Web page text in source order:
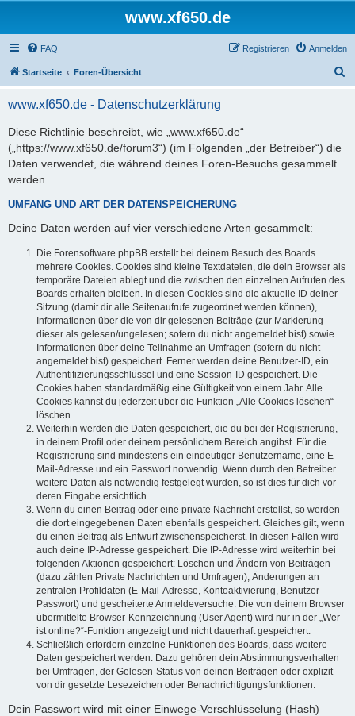
www.xf650.de
FAQ Anmelden
Registrieren
Startseite Foren-Übersicht
www.xf650.de - Datenschutzerklärung
Diese Richtlinie beschreibt, wie „www.xf650.de“
(„https://www.xf650.de/forum3“) (im Folgenden „der Betreiber“) die
Daten verwendet, die während deines Foren-Besuchs gesammelt
werden.
UMFANG UND ART DER DATENSPEICHERUNG
Deine Daten werden auf vier verschiedene Arten gesammelt:
Die Forensoftware phpBB erstellt bei deinem Besuch des Boards
mehrere Cookies. Cookies sind kleine Textdateien, die dein Browser als
temporäre Dateien ablegt und die zwischen den einzelnen Aufrufen des
Boards erhalten bleiben. In diesen Cookies sind die aktuelle ID deiner
Sitzung (damit dir alle Seitenaufrufe zugeordnet werden können),
Informationen über die von dir gelesenen Beiträge (zur Markierung
dieser als gelesen/ungelesen; sofern du nicht angemeldet bist) sowie
Informationen über deine Teilnahme an Umfragen (sofern du nicht
angemeldet bist) gespeichert. Ferner werden deine Benutzer-ID, ein
Authentifizierungsschlüssel und eine Session-ID gespeichert. Die
Cookies haben standardmäßig eine Gültigkeit von einem Jahr. Alle
Cookies kannst du jederzeit über die Funktion „Alle Cookies löschen“
löschen.
Weiterhin werden die Daten gespeichert, die du bei der Registrierung,
in deinem Profil oder deinem persönlichem Bereich angibst. Für die
Registrierung sind mindestens ein eindeutiger Benutzername, eine E-
Mail-Adresse und ein Passwort notwendig. Wenn durch den Betreiber
weitere Daten als notwendig festgelegt wurden, so ist dies für dich vor
deren Eingabe ersichtlich.
Wenn du einen Beitrag oder eine private Nachricht erstellst, so werden
die dort eingegebenen Daten ebenfalls gespeichert. Gleiches gilt, wenn
du einen Beitrag als Entwurf zwischenspeicherst. In diesen Fällen wird
auch deine IP-Adresse gespeichert. Die IP-Adresse wird weiterhin bei
folgenden Aktionen gespeichert: Löschen und Ändern von Beiträgen
(dazu zählen Private Nachrichten und Umfragen), Änderungen an
zentralen Profildaten (E-Mail-Adresse, Kontoaktivierung, Benutzer-
Passwort) und gescheiterte Anmeldeversuche. Die von deinem Browser
übermittelte Browser-Kennzeichnung (User Agent) wird nur in der „Wer
ist online?“-Funktion angezeigt und nicht dauerhaft gespeichert.
Schließlich erfordern einzelne Funktionen des Boards, dass weitere
Daten gespeichert werden. Dazu gehören dein Abstimmungsverhalten
bei Umfragen, der Gelesen-Status von deinen Beiträgen oder explizit
von dir gesetzte Lesezeichen oder Benachrichtigungsfunktionen.
Dein Passwort wird mit einer Einwege-Verschlüsselung (Hash)